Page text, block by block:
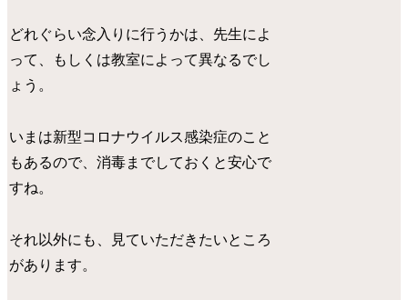
どれぐらい念入りに行うかは、先生によ
って、もしくは教室によって異なるでし
ょう。
いまは新型コロナウイルス感染症のこと
もあるので、消毒までしておくと安心で
すね。
それ以外にも、見ていただきたいところ
があります。